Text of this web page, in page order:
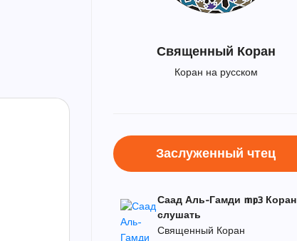
Священный Коран
Коран на русском
Заслуженный чтец
Саад Аль-Гамди mp3 Коран
слушать
Священный Коран